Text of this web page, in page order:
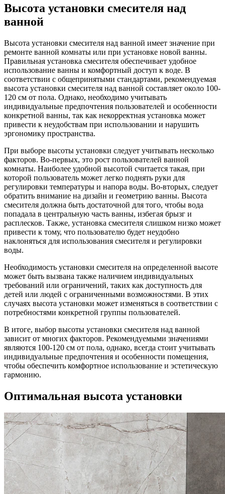
Высота установки смесителя над
ванной
Высота установки смесителя над ванной имеет значение при
ремонте ванной комнаты или при установке новой ванны.
Правильная установка смесителя обеспечивает удобное
использование ванны и комфортный доступ к воде. В
соответствии с общепринятыми стандартами, рекомендуемая
высота установки смесителя над ванной составляет около 100-
120 см от пола. Однако, необходимо учитывать
индивидуальные предпочтения пользователей и особенности
конкретной ванны, так как некорректная установка может
привести к неудобствам при использовании и нарушить
эргономику пространства.
При выборе высоты установки следует учитывать несколько
факторов. Во-первых, это рост пользователей ванной
комнаты. Наиболее удобной высотой считается такая, при
которой пользователь может легко поднять руки для
регулировки температуры и напора воды. Во-вторых, следует
обратить внимание на дизайн и геометрию ванны. Высота
смесителя должна быть достаточной для того, чтобы вода
попадала в центральную часть ванны, избегая брызг и
расплесков. Также, установка смесителя слишком низко может
привести к тому, что пользователю будет неудобно
наклоняться для использования смесителя и регулировки
воды.
Необходимость установки смесителя на определенной высоте
может быть вызвана также наличием индивидуальных
требований или ограничений, таких как доступность для
детей или людей с ограниченными возможностями. В этих
случаях высота установки может изменяться в соответствии с
потребностями конкретной группы пользователей.
В итоге, выбор высоты установки смесителя над ванной
зависит от многих факторов. Рекомендуемыми значениями
являются 100-120 см от пола, однако, всегда стоит учитывать
индивидуальные предпочтения и особенности помещения,
чтобы обеспечить комфортное использование и эстетическую
гармонию.
Оптимальная высота установки